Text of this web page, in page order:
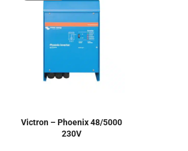
Victron – Phoenix 48/5000
230V